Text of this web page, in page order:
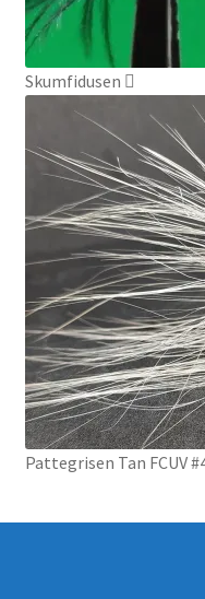
Skumfidusen
Pattegrisen Tan FCUV